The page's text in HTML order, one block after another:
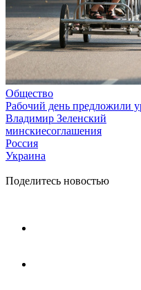
Общество
Рабочий день предложили
Владимир Зеленский
минскиесоглашения
Россия
Украина
Поделитесь новостью